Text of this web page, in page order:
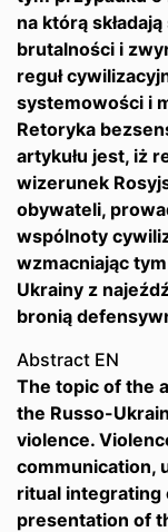
na którą
brutalności i
reguł
systemowości i
Retoryka
artykułu jest, iż
wizerunek
obywateli,
wspólnoty
wzmacniając
Ukrainy z
bronią
Abstract EN
The topic of the
the Russo-
violence.
communication,
ritual integrating
presentation of